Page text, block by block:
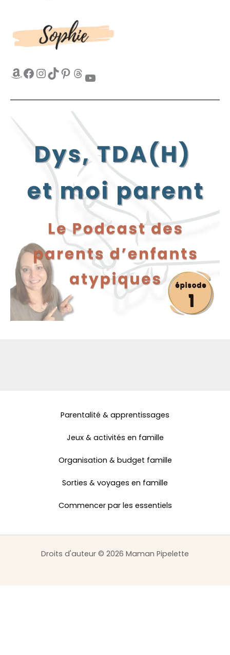
Amazon Facebook InstagramTikTok Pinterest Threads YouTube
Parentalité & apprentissages
Jeux & activités en famille
Organisation & budget famille
Sorties & voyages en famille
Commencer par les essentiels
Droits d'auteur © 2026 Maman Pipelette